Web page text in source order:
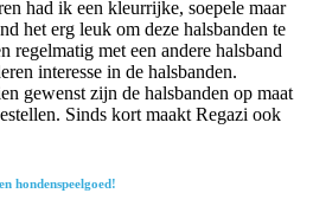
had ik een kleurrijke, soepele maar
het erg leuk om deze halsbanden te
regelmatig met een andere halsband
interesse in de halsbanden.
gewenst zijn de halsbanden op maat
Sinds kort maakt Regazi ook
hondenspeelgoed!